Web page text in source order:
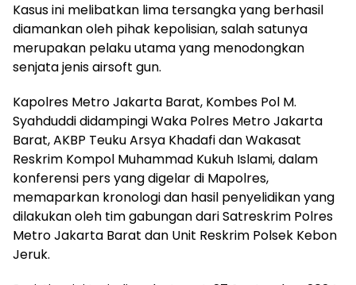
Kasus ini melibatkan lima tersangka yang berhasil
diamankan oleh pihak kepolisian, salah satunya
merupakan pelaku utama yang menodongkan
senjata jenis airsoft gun.
Kapolres Metro Jakarta Barat, Kombes Pol M.
Syahduddi didampingi Waka Polres Metro Jakarta
Barat, AKBP Teuku Arsya Khadafi dan Wakasat
Reskrim Kompol Muhammad Kukuh Islami, dalam
konferensi pers yang digelar di Mapolres,
memaparkan kronologi dan hasil penyelidikan yang
dilakukan oleh tim gabungan dari Satreskrim Polres
Metro Jakarta Barat dan Unit Reskrim Polsek Kebon
Jeruk.